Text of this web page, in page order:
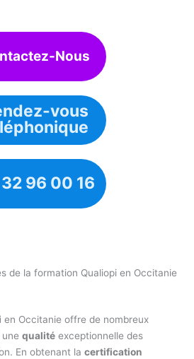
Nous
vous
96 00 16
de la formation Qualiopi en Occitanie
en Occitanie offre de nombreux
unequalité exceptionnelle des
En obtenant lacertification